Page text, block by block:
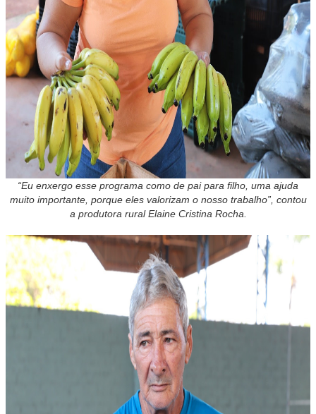
“Eu enxergo esse programa como de pai para filho, uma ajuda
muito importante, porque eles valorizam o nosso trabalho”, contou
a produtora rural Elaine Cristina Rocha.